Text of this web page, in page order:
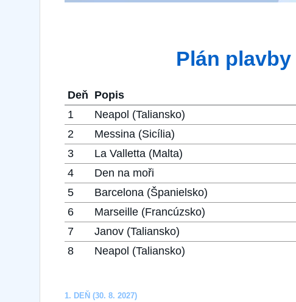
Plán plavby
Deň Popis
1
Neapol (Taliansko)
2
Messina (Sicília)
3
La Valletta (Malta)
4
Den na moři
5
Barcelona ​​(Španielsko)
6
Marseille (Francúzsko)
7
Janov (Taliansko)
8
Neapol (Taliansko)
1. DEŇ (30. 8. 2027)